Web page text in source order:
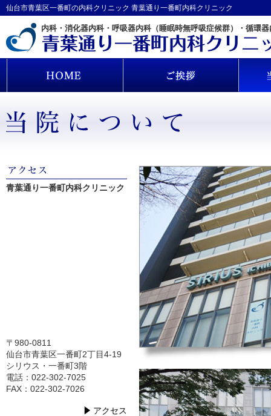
仙台市青葉区一番町の内科クリニック 青葉通り一番町内科クリニック
内科・消化器内科・呼吸器内科（睡眠時無呼吸症候群）・循環器
青葉通り一番町内科クリニック
〒980-0811
仙台市青葉区一番町2丁目4-19
シリウス・一番町3階
電話：022-302-7025
FAX：022-302-7026
アクセス